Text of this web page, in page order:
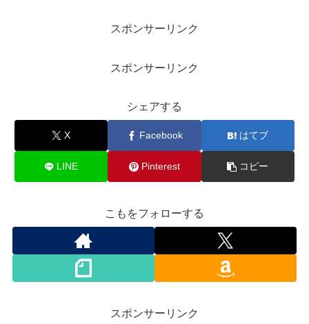
スポンサーリンク
スポンサーリンク
シェアする
X Facebook はてブ
LINE Pinterest コピー
こもをフォローする
スポンサーリンク